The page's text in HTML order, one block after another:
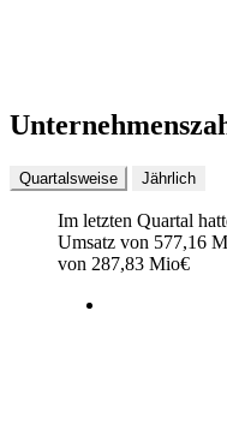
Quartalsweise Jährlich
Im letzten Quartal
Umsatz von 577,16
von 287,83 Mio€